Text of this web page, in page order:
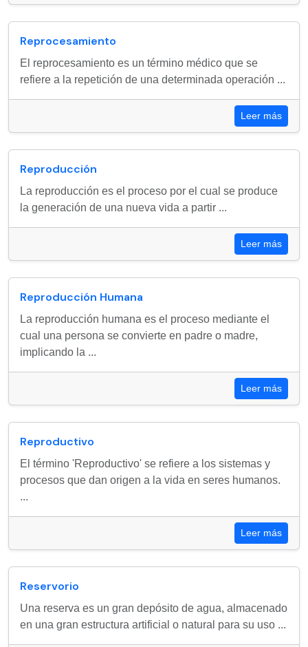
Reprocesamiento
El reprocesamiento es un término médico que se
refiere a la repetición de una determinada operación ...
Leer más
Reproducción
La reproducción es el proceso por el cual se produce
la generación de una nueva vida a partir ...
Leer más
Reproducción Humana
La reproducción humana es el proceso mediante el
cual una persona se convierte en padre o madre,
implicando la ...
Leer más
Reproductivo
El término 'Reproductivo' se refiere a los sistemas y
procesos que dan origen a la vida en seres humanos.
...
Leer más
Reservorio
Una reserva es un gran depósito de agua, almacenado
en una gran estructura artificial o natural para su uso ...